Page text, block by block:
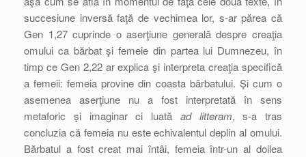
succesiune inversă faţă de vechimea lor, s-ar părea că
Gen 1,27 cuprinde o aserţiune generală despre creaţia
omului ca bărbat şi femeie din partea lui Dumnezeu, în
timp ce Gen 2,22 ar explica şi interpreta creaţia specifică
a femeii: femeia provine din coasta bărbatului. Şi cum o
asemenea aserţiune nu a fost interpretată în sens
metaforic şi imaginar ci luată ad litteram, s-a tras
concluzia că femeia nu este echivalentul deplin al omului.
Bărbatul a fost creat mai întâi, femeia într-un al doilea